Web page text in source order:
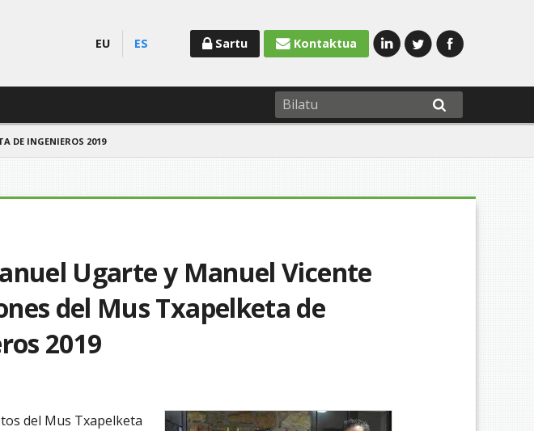
EU ES Kontaktua
Sartu
DE INGENIEROS 2019
Ugarte y Manuel Vicente
del Mus Txapelketa de
2019
del Mus Txapelketa